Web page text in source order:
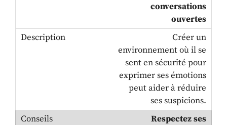
conversations
ouvertes
Créer un
environnement où il se
sent en sécurité pour
exprimer ses émotions
peut aider à réduire
ses suspicions.
Respectez ses